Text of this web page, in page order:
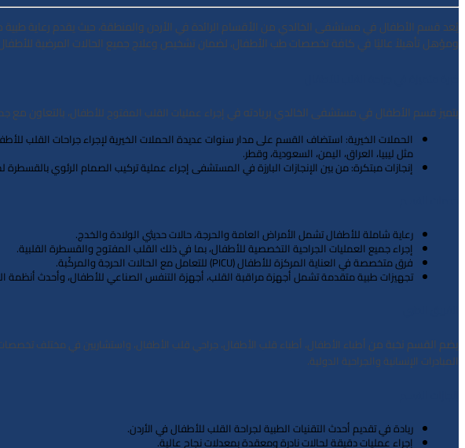
يُعد قسم الأطفال في مستشفى الخالدي من الأقسام الرائدة في الأردن والمنطقة، حيث يقدم رعاية
ومؤهل تأهيلاً عاليًا في كافة تخصصات طب الأطفال، لضمان تشخيص وعلاج جميع الحالات المرضية
يتميز قسم الأطفال في مستشفى الخالدي بريادته في إجراء عمليات القلب المفتوح للأطفال، بالتعاون مع
الحملات الخيرية
مثل ليبيا، العراق، اليمن، السعودية، وقطر.
إنجازات مبتكرة: من بين الإنجازات البارزة في المستشفىإجراء عملية تركيب الصمام الرئوي بالقسطرة
رعاية شاملة للأطفال تشمل الأمراض العامة والحرجة، حالات حديثي الولادة والخدج.
إجراء جميعالعمليات الجراحية التخصصيةللأطفال، بما في ذلك القلب المفتوح والقسطرة القلبية.
فرق متخصصة فيالعناية المركزة للأطفال(PICU) للتعامل مع الحالات الحرجة والمركّبة.
تجهيزات طبية متقدمة تشمل أجهزة مراقبة القلب، أجهزة التنفس الصناعي للأطفال، وأحدث أنظمة
يضم القسم نخبة من أطباء الأطفال، أطباء قلب الأطفال، جراحي قلب الأطفال، واستشاريين في مختلف
المبادرات الإنسانية والجراحية الدولية.
ريادة في تقديم أحدث التقنيات الطبية لجراحة القلب للأطفال في الأردن.
إجراء عمليات دقيقة لحالات نادرة ومعقدة بمعدلات نجاح عالية.